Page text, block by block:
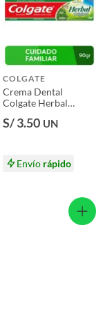
COLGATE
Crema Dental
Colgate Herbal
S/ 3.50 UN
Envío rápido